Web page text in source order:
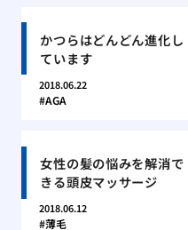
かつらはどんどん進化し
ています
2018.06.22
AGA
女性の髪の悩みを解消で
きる頭皮マッサージ
2018.06.12
薄毛